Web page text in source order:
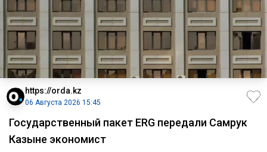
https://orda.kz
06 Августа 2026 15:45
Государственный пакет ERG передали Самрук
Казыне экономист